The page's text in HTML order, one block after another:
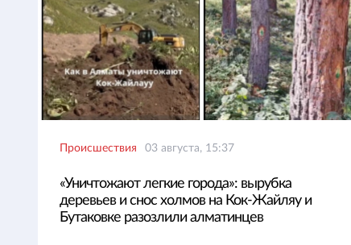
Происшествия 03 августа, 15:37
«Уничтожают легкие города»: вырубка
деревьев и снос холмов на Кок-Жайляу и
Бутаковке разозлили алматинцев